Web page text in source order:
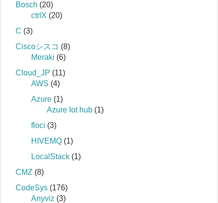
Bosch (20)
ctrlX (20)
C (3)
Ciscoシスコ (8)
Meraki (6)
Cloud_JP (11)
AWS (4)
Azure (1)
Azure Iot hub (1)
floci (3)
HIVEMQ (1)
LocalStack (1)
CMZ (8)
CodeSys (176)
Anyviz (3)